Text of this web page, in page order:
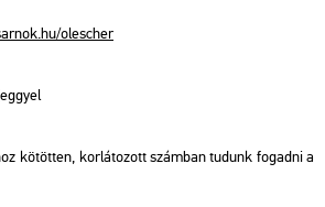
​olescher
kö­töt­ten, kor­lá­to­zott szám­ban tu­dunk fo­gad­ni a